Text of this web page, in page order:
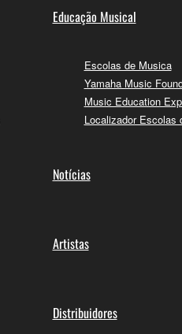
Educação Musical
Escolas de Musica
Yamaha Music
Music Education
Localizador Escolas
Notícias
Artistas
Distribuidores